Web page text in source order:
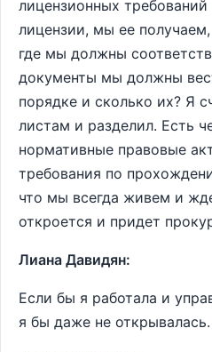
лицензионных
лицензии, мы ее
где мы должны
документы мы должны
порядке и сколько их? Я
листам и разделил. Есть
нормативные правовые
требования по
что мы всегда живем и
откроется и придет
Лиана Давидян:
Если бы я работала и
я бы даже не открывалась.